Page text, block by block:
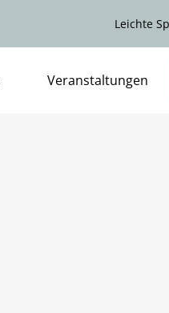
Leichte
Veranstaltungen